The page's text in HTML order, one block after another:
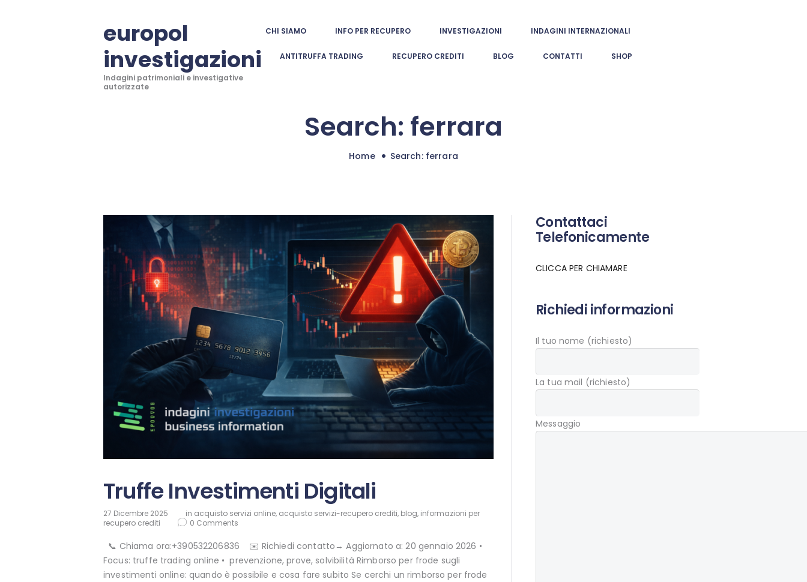
europol
investigazioni
Indagini patrimoniali e investigative
autorizzate
CHI SIAMO INFO PER RECUPERO INVESTIGAZIONI INDAGINI INTERNAZIONALI
ANTITRUFFA TRADING RECUPERO CREDITI BLOG CONTATTI SHOP
Search: ferrara
Home Search: ferrara
europol investigazioni
Indagini patrimoniali e investigative autorizzate
INDAGINI
INTERNAZIONALI
TRADING
RECUPERO
CREDITI
BLOG
CONTATTI
SHOP
Truffe Investimenti Digitali
27 Dicembre 2025 in acquisto servizi online, acquisto servizi-recupero crediti, blog, informazioni per
recupero crediti
0 Comments
📞 Chiama ora:+390532206836 ✉️ Richiedi contatto→ Aggiornato a: 20 gennaio 2026 •
Focus: truffe trading online • prevenzione, prove, solvibilità Rimborso per frode sugli
investimenti online: quando è possibile e cosa fare subito Se cerchi un rimborso per frode
Contattaci
Telefonicamente
CLICCA PER CHIAMARE
Richiedi informazioni
Il tuo nome (richiesto)
La tua mail (richiesto)
Messaggio